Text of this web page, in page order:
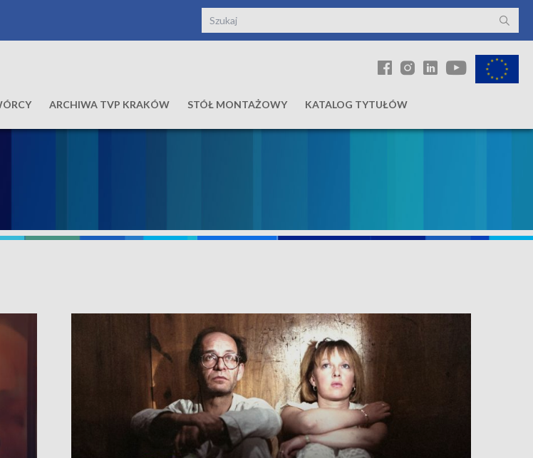
ARCHIWA TVP KRAKÓW STÓŁ MONTAŻOWY KATALOG TYTUŁÓW